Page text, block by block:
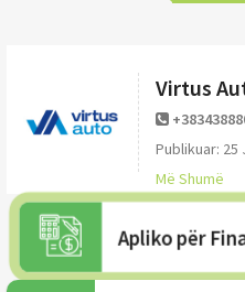
Virtus
Publikuar: 25
Më Shumë
Apliko për